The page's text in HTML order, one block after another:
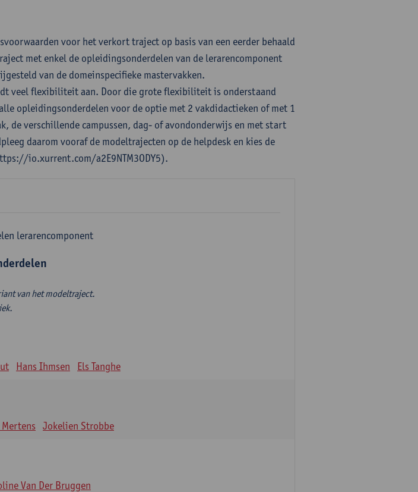
voor het verkort traject op basis van een eerder behaald
met enkel de opleidingsonderdelen van de lerarencomponent
van de domeinspecifieke mastervakken.
veel flexibiliteit aan. Door die grote flexibiliteit is onderstaand
opleidingsonderdelen voor de optie met 2 vakdidactieken of met 1
de verschillende campussen, dag- of avondonderwijs en met start
daarom vooraf de modeltrajecten op de helpdesk en kies de
io.xurrent.com/a2E9NTM3ODY5).
lerarencomponent
van het modeltraject.
Hans Ihmsen Els Tanghe
Jokelien Strobbe
Van Der Bruggen